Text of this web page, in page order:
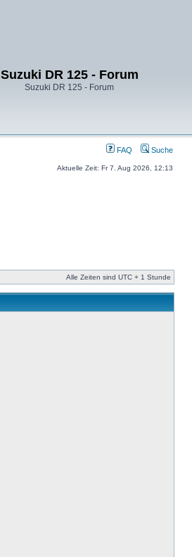
Suzuki DR 125 - Forum
Suzuki DR 125 - Forum
FAQ Suche
Aktuelle Zeit: Fr 7. Aug 2026, 12:13
Alle Zeiten sind UTC + 1 Stunde